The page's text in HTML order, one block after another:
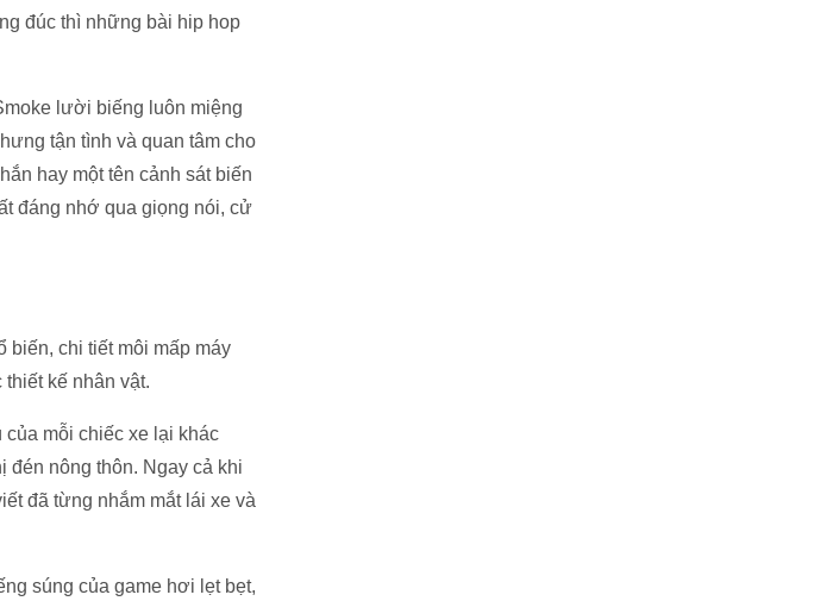
đúc thì những bài hip hop
lười biếng luôn miệng
tận tình và quan tâm cho
hay một tên cảnh sát biến
đáng nhớ qua giọng nói, cử
biến, chi tiết môi mấp máy
kế nhân vật.
mỗi chiếc xe lại khác
đén nông thôn. Ngay cả khi
đã từng nhắm mắt lái xe và
súng của game hơi lẹt bẹt,